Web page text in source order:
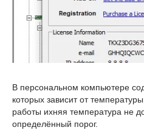
В персональном компьютере
которых зависит от
работы ихняя температура не
определённый порог.